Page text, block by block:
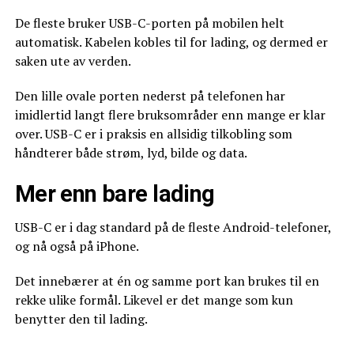
De fleste bruker USB-C-porten på mobilen helt
automatisk. Kabelen kobles til for lading, og dermed er
saken ute av verden.
Den lille ovale porten nederst på telefonen har
imidlertid langt flere bruksområder enn mange er klar
over. USB-C er i praksis en allsidig tilkobling som
håndterer både strøm, lyd, bilde og data.
Mer enn bare lading
USB-C er i dag standard på de fleste Android-telefoner,
og nå også på iPhone.
Det innebærer at én og samme port kan brukes til en
rekke ulike formål. Likevel er det mange som kun
benytter den til lading.